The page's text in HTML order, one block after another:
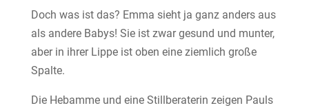
Doch was ist das? Emma sieht ja ganz anders aus
als andere Babys! Sie ist zwar gesund und munter,
aber in ihrer Lippe ist oben eine ziemlich große
Spalte.
Die Hebamme und eine Stillberaterin zeigen Pauls